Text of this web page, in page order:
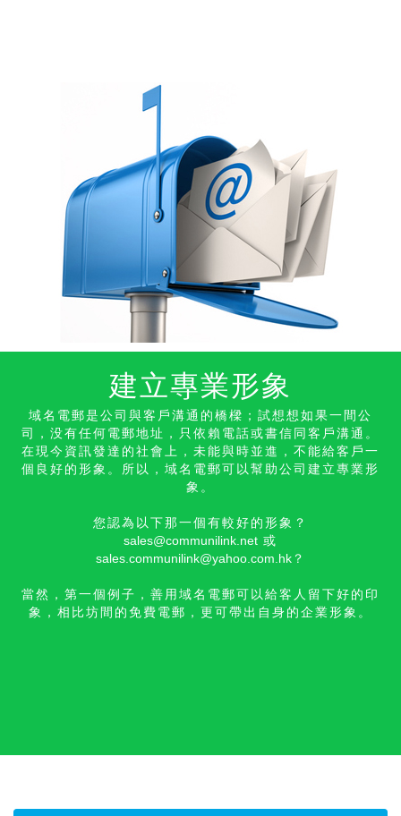
建立專業形象
域名電郵是公司與客戶溝通的橋樑；試想想如果一間公
司，没有任何電郵地址，只依賴電話或書信同客戶溝通。
在現今資訊發達的社會上，未能與時並進，不能給客戶一
個良好的形象。所以，域名電郵可以幫助公司建立專業形
象。
您認為以下那一個有較好的形象？
sales@communilink.net 或
sales.communilink@yahoo.com.hk？
當然，第一個例子，善用域名電郵可以給客人留下好的印
象，相比坊間的免費電郵，更可帶出自身的企業形象。